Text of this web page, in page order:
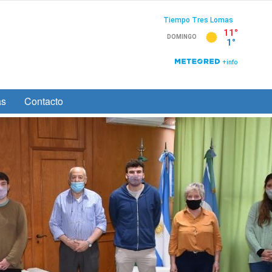
Contacto